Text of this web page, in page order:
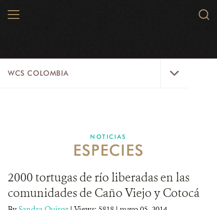
MENU
WCS COLOMBIA
EJES ESTRATÉGICOS
AQUÍ TRABAJAMOS
LÍNEAS DE ACCIÓN
NOTICIAS
ESPECIES
2000 tortugas de río liberadas en las
comunidades de Caño Viejo y Cotocá